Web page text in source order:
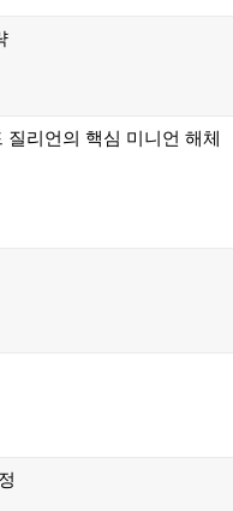
리언의 핵심 미니언 해체